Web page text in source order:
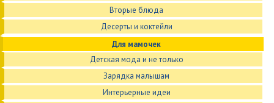
Вторые блюда
Десерты и коктейли
Для мамочек
Детская мода и не только
Зарядка малышам
Интерьерные идеи